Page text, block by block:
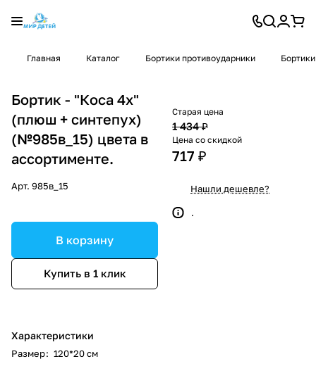
Главная Каталог Бортики противоударники
Бортик - "Коса 4х"
(плюш + синтепух)
(№985в_15) цвета в
ассортименте.
Арт. 985в_15
В корзину
Купить в 1 клик
Характеристики
Размер: 120*20 см
Старая цена
1 434 ₽
Цена со скидкой
717 ₽
Нашли дешевле?
.